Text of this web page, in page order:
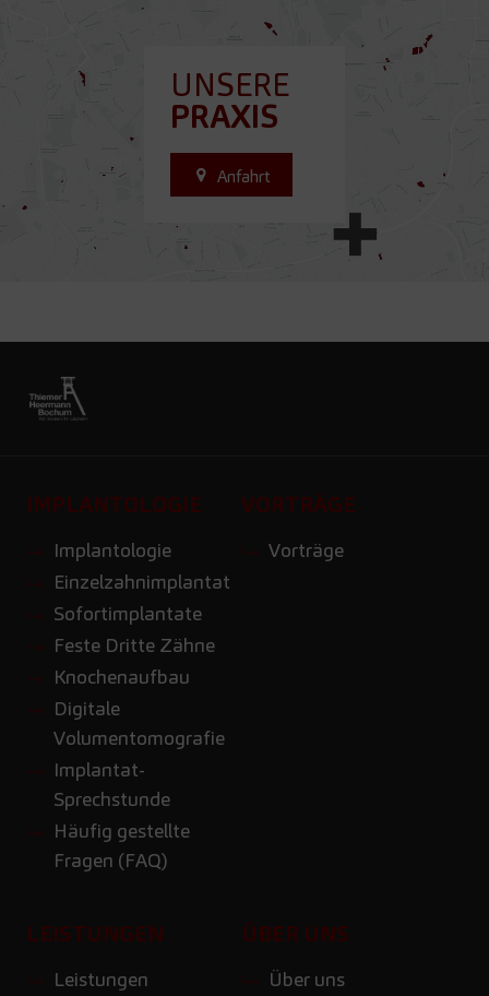
UNSERE
PRAXIS
Anfahrt
IMPLANTOLOGIE
Implantologie
Einzelzahnimplantat
Sofortimplantate
Feste Dritte Zähne
Knochenaufbau
Digitale
Volumentomografie
Implantat-
Sprechstunde
Häufig gestellte
Fragen (FAQ)
VORTRÄGE
Vorträge
LEISTUNGEN
Leistungen
ÜBER UNS
Über uns